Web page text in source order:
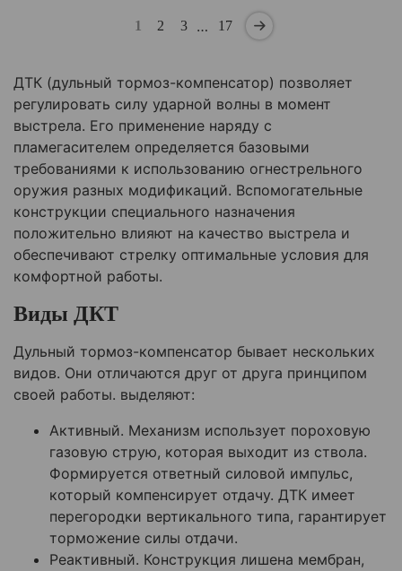
1 2 3 … 17
ДТК (дульный тормоз-компенсатор) позволяет
регулировать силу ударной волны в момент
выстрела. Его применение наряду с
пламегасителем определяется базовыми
требованиями к использованию огнестрельного
оружия разных модификаций. Вспомогательные
конструкции специального назначения
положительно влияют на качество выстрела и
обеспечивают стрелку оптимальные условия для
комфортной работы.
Виды ДКТ
Дульный тормоз-компенсатор бывает нескольких
видов. Они отличаются друг от друга принципом
своей работы. выделяют:
Активный. Механизм использует пороховую
газовую струю, которая выходит из ствола.
Формируется ответный силовой импульс,
который компенсирует отдачу. ДТК имеет
перегородки вертикального типа, гарантирует
торможение силы отдачи.
Реактивный. Конструкция лишена мембран,